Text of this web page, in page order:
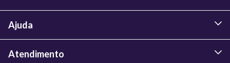
Ajuda
Atendimento